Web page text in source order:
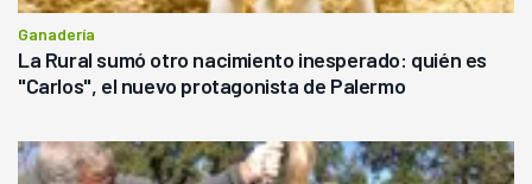
Ganadería
La Rural sumó otro nacimiento inesperado: quién es
"Carlos", el nuevo protagonista de Palermo